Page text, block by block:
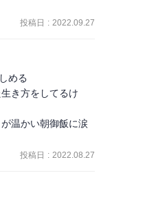
で読者は作品をも
かなりの長丁場。
投稿日 : 2022.09.27
める
き方をしてるけ
温かい朝御飯に涙
投稿日 : 2022.08.27